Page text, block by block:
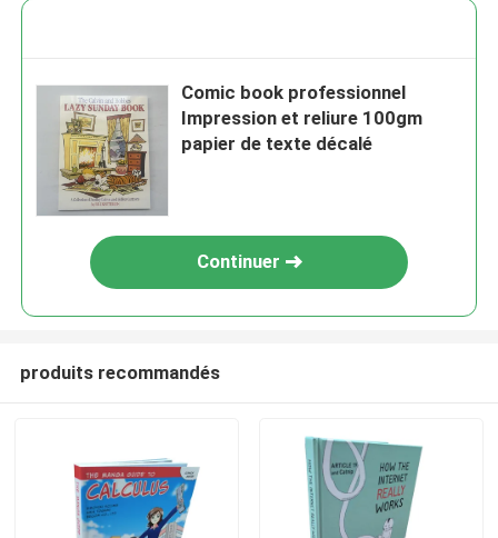
Comic book professionnel
Impression et reliure 100gm
papier de texte décalé
Continuer
produits recommandés